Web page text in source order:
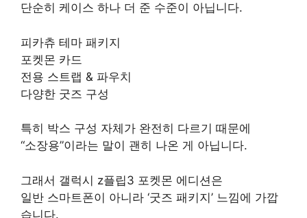
단순히 케이스 하나 더 준 수준이 아닙니다.
피카츄 테마 패키지
포켓몬 카드
전용 스트랩 & 파우치
다양한 굿즈 구성
특히 박스 구성 자체가 완전히 다르기 때문에
“소장용”이라는 말이 괜히 나온 게 아닙니다.
그래서 갤럭시 z플립3 포켓몬 에디션은
일반 스마트폰이 아니라 ‘굿즈 패키지’ 느낌에 가깝
습니다.